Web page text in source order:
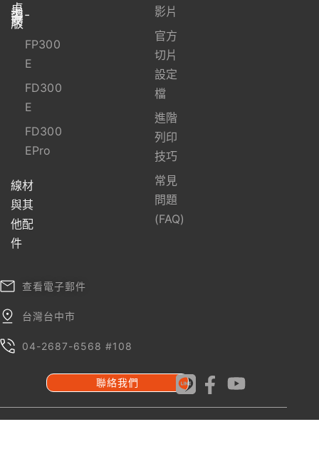
桌
上
型-
資
安
版
FP300
E
FD300
E
FD300
EPro
線材
與其
他配
件
影片
官方
切片
設定
檔
進階
列印
技巧
常見
問題
(FAQ)
查看電子郵件
台灣台中市
04-2687-6568 #108
聯絡我們